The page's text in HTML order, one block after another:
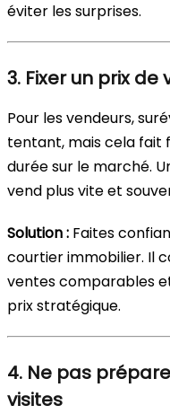
éviter les surprises.
3. Fixer un prix
Pour les vendeurs,
tentant, mais cela fait
durée sur le marché.
vend plus vite et
Solution : Faites
courtier immobilier. Il
ventes comparables
prix stratégique.
4. Ne pas
visites